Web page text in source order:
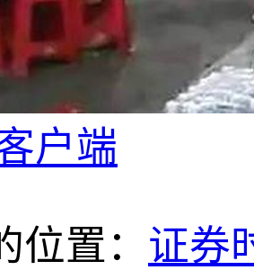
户端
位置： 证券